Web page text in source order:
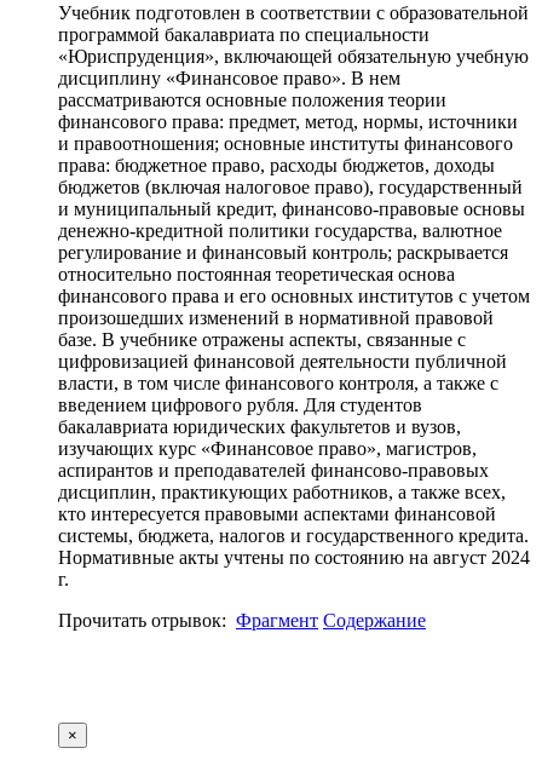
Учебник подготовлен в соответствии с образовательной
программой бакалавриата по специальности
«Юриспруденция», включающей обязательную учебную
дисциплину «Финансовое право». В нем
рассматриваются основные положения теории
финансового права: предмет, метод, нормы, источники
и правоотношения; основные институты финансового
права: бюджетное право, расходы бюджетов, доходы
бюджетов (включая налоговое право), государственный
и муниципальный кредит, финансово-правовые основы
денежно-кредитной политики государства, валютное
регулирование и финансовый контроль; раскрывается
относительно постоянная теоретическая основа
финансового права и его основных институтов с учетом
произошедших изменений в нормативной правовой
базе. В учебнике отражены аспекты, связанные с
цифровизацией финансовой деятельности публичной
власти, в том числе финансового контроля, а также с
введением цифрового рубля. Для студентов
бакалавриата юридических факультетов и вузов,
изучающих курс «Финансовое право», магистров,
аспирантов и преподавателей финансово-правовых
дисциплин, практикующих работников, а также всех,
кто интересуется правовыми аспектами финансовой
системы, бюджета, налогов и государственного кредита.
Нормативные акты учтены по состоянию на август 2024
г.
Прочитать отрывок: Фрагмент Содержание
×